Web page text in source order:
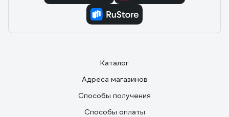
Каталог
Адреса магазинов
Способы получения
Способы оплаты